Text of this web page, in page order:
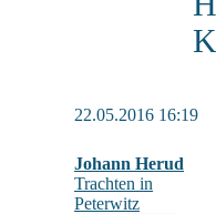
22.05.2016 16:19
Johann Herud
Trachten in
Peterwitz